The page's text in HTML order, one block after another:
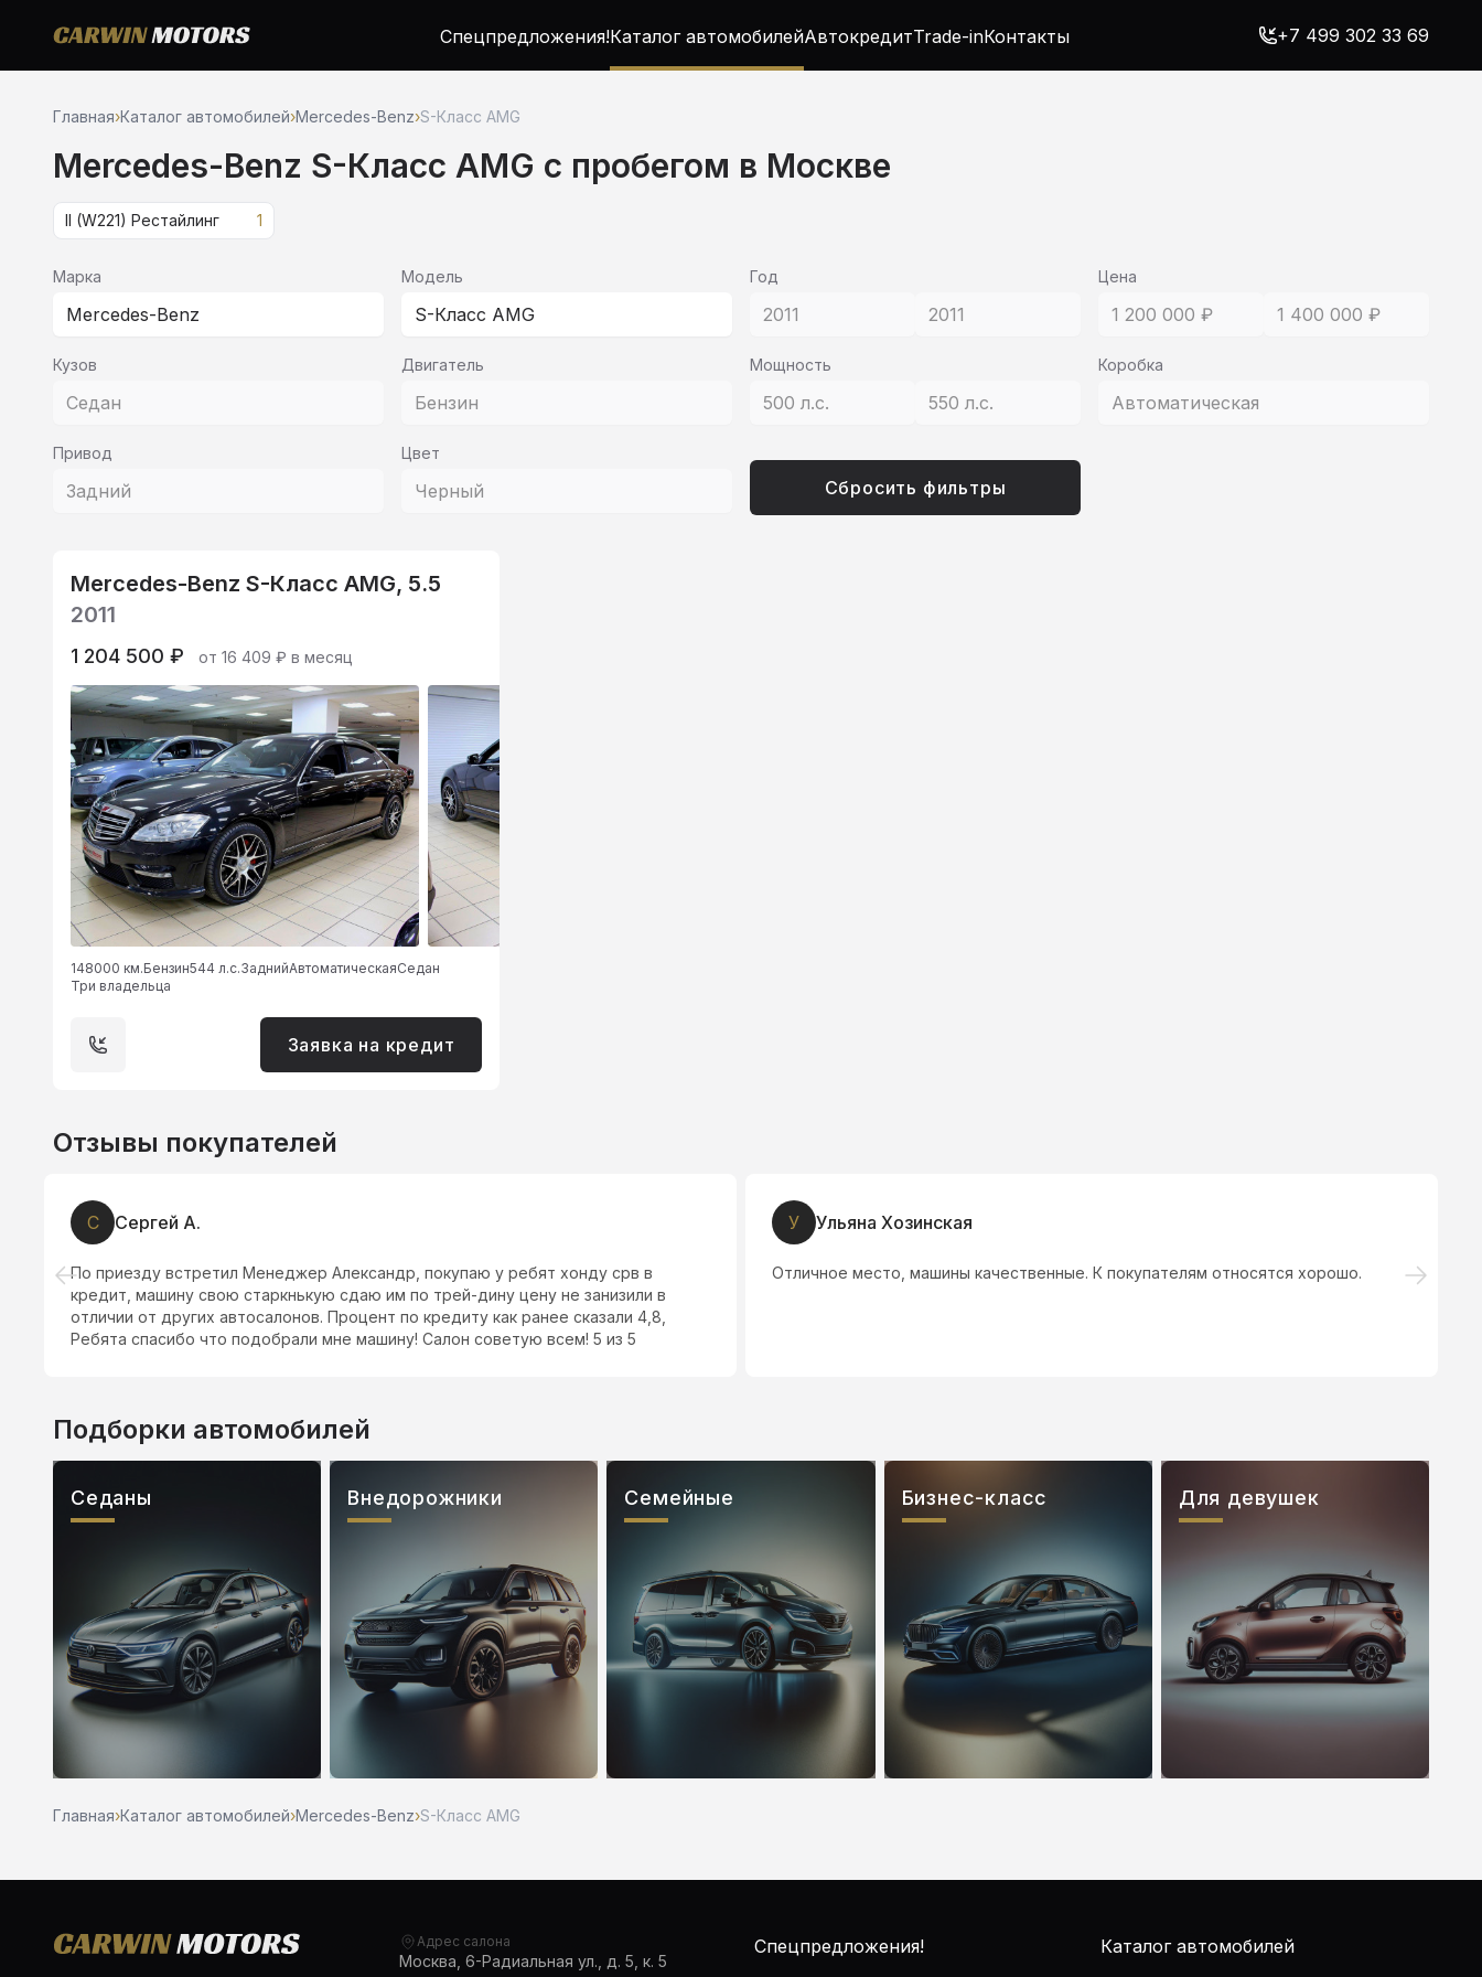
Спецпредложения!Каталог автомобилейАвтокредитTrade-inКонтакты +7 499 302 33 69
Главная›Каталог автомобилей›Mercedes-Benz›S-Класс AMG
Mercedes-Benz S-Класс AMG c пробегом в Москве
II (W221) Рестайлинг 1
Марка
Mercedes-Benz
Модель
S-Класс AMG
Год
2011 2011
Цена
1 200 000 ₽ 1 400 000 ₽
Кузов
Седан
Двигатель
Бензин
Мощность
500 л.с. 550 л.с.
Коробка
Автоматическая
Привод
Задний
Цвет
Черный Сбросить фильтры
Mercedes-Benz S-Класс AMG, 5.5
2011
1 204 500 ₽ от 16 409 ₽ в месяц
148000 км.Бензин544 л.с.ЗаднийАвтоматическаяСедан
Три владельца
Заявка на кредит
Отзывы покупателей
С Сергей А.
По приезду встретил Менеджер Александр, покупаю у ребят хонду срв в
кредит, машину свою старкнькую сдаю им по трей-дину цену не занизили в
отличии от других автосалонов. Процент по кредиту как ранее сказали 4,8,
Ребята спасибо что подобрали мне машину! Салон советую всем! 5 из 5
У Ульяна Хозинская
Отличное место, машины качественные. К покупателям относятся хорошо.
Подборки автомобилей
Седаны Внедорожники Семейные Бизнес-класс Для девушек
Главная›Каталог автомобилей›Mercedes-Benz›S-Класс AMG
Адрес салона
Москва, 6-Радиальная ул., д. 5, к. 5
Спецпредложения! Каталог автомобилей